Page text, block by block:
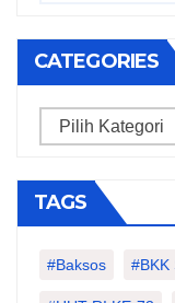
CATEGORIES
Categories
TAGS
#Baksos #BKK